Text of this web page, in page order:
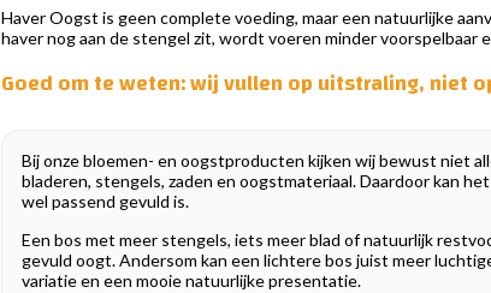
Haver Oogst is geen complete voeding, maar een natuurlijke
haver nog aan de stengel zit, wordt voeren minder voorspelbaar
Goed om te weten: wij vullen op uitstraling, niet
Bij onze bloemen- en oogstproducten kijken wij bewust niet
bladeren, stengels, zaden en oogstmateriaal. Daardoor kan
wel passend gevuld is.
Een bos met meer stengels, iets meer blad of natuurlijk
gevuld oogt. Andersom kan een lichtere bos juist meer
variatie en een mooie natuurlijke presentatie.